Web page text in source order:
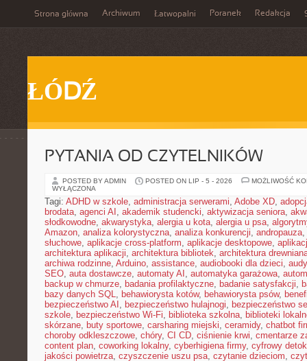
Strona główna Archiwum Łatwopalni Poranek Redakcja
ŁÓDŹ
PYTANIA OD CZYTELNIKÓW
POSTED BY ADMIN POSTED ON LIP - 5 - 2026
MOŻLIWOŚĆ
WYŁĄCZONA
Tagi: ADHD w szkole, administracja serwerami, Adobe XD,
brodata, agenci AI , akademik studencki, aktywizacja seniora,
słodkowodne, akwarystyka, alergia u kota, alergia u psa,
Amazon, analiza kolorystyczna, analiza konkurencji, andropauza,
słuchowe, aplikacje cross-platform, aplikacje desktopowe,
architektura aplikacji, architektura bibliotek, architektura
archiwa rodzinne, Arduino, assistance, audiobooki dla dzieci,
SEO, auta dostawcze, automaty AI , automatyka garażowa,
backup w chmurze, badania profilaktyczne, badanie satysfakcji,
bazy danych SQL, behawiorysta kotów, behawiorysta psów,
bezpieczeństwo AI , bezpieczeństwo hulajnogi, bezpieczeństwo
szkole, bezpieczeństwo Wi-Fi, biblioteka szkolna, biblioteki
skórzane, buty sportowe, carsharing miejski, ceramidy, chatbot
choroby odkleszczowe, chóry, CI CD, ciśnienie krwi, cmentarze
content plan, coworking lokalny, cyberhigiena firmy, cyfrowy
jakości powietrza, czyszczenie uszu psa, czytanie dzieciom,